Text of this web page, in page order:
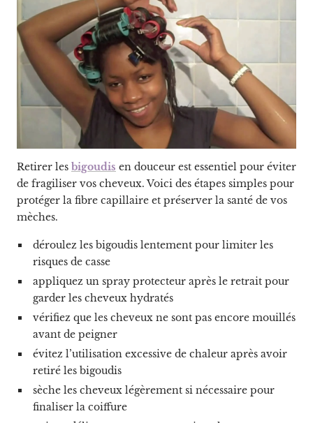
Retirer les bigoudis en douceur est essentiel pour éviter
de fragiliser vos cheveux. Voici des étapes simples pour
protéger la fibre capillaire et préserver la santé de vos
mèches.
déroulez les bigoudis lentement pour limiter les
risques de casse
appliquez un spray protecteur après le retrait pour
garder les cheveux hydratés
vérifiez que les cheveux ne sont pas encore mouillés
avant de peigner
évitez l’utilisation excessive de chaleur après avoir
retiré les bigoudis
sèche les cheveux légèrement si nécessaire pour
finaliser la coiffure